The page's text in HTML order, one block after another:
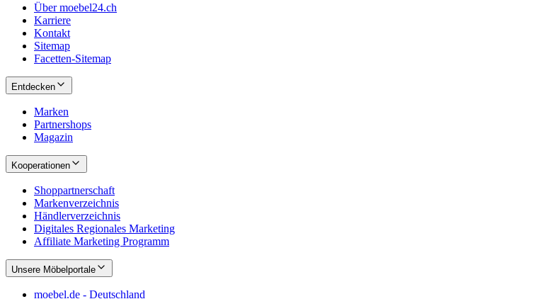
Über moebel24.ch
Karriere
Kontakt
Sitemap
Facetten-Sitemap
Entdecken
Marken
Partnershops
Magazin
Kooperationen
Shoppartnerschaft
Markenverzeichnis
Händlerverzeichnis
Digitales Regionales Marketing
Affiliate Marketing Programm
Unsere Möbelportale
moebel.de - Deutschland